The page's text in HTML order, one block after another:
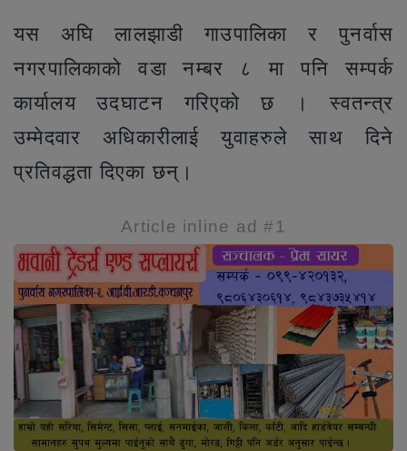
यस अघि लालझाडी गाउपालिका र पुनर्वास
नगरपालिकाको वडा नम्बर ८ मा पनि सम्पर्क
कार्यालय उदघाटन गरिएको छ । स्वतन्त्र
उम्मेदवार अधिकारीलाई युवाहरुले साथ दिने
प्रतिवद्धता दिएका छन्।
Article inline ad #1